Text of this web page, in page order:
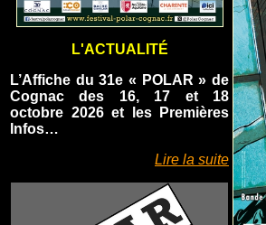
L'ACTUALITÉ
L’Affiche du 31e « POLAR » de
Cognac des 16, 17 et 18
octobre 2026 et les Premières
Infos…
Lire la suite